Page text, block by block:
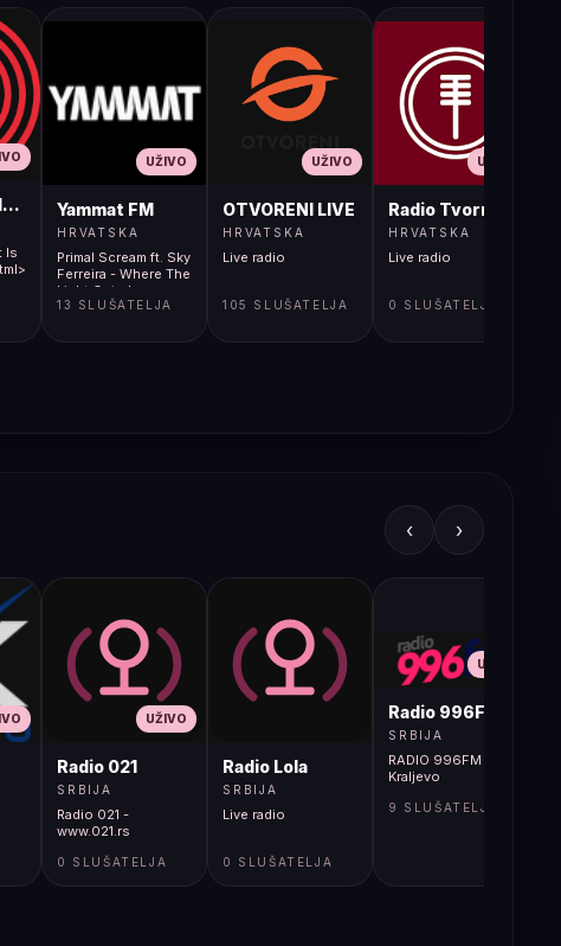
LIVE
Is
UŽIVO
Yammat FM
HRVATSKA
Primal Scream ft. Sky
Ferreira - Where The
Light Gets In
13 SLUŠATELJA
UŽIVO
OTVORENI LIVE
HRVATSKA
Live radio
105 SLUŠATELJA
UŽIVO
Radio Tvornica
HRVATSKA
Live radio
0 SLUŠATELJA
‹ ›
UŽIVO
Radio 021
SRBIJA
Radio 021 -
www.021.rs
0 SLUŠATELJA
Radio Lola
SRBIJA
Live radio
0 SLUŠATELJA
UŽIVO
Radio 996FM
SRBIJA
RADIO 996FM -
Kraljevo
9 SLUŠATELJA